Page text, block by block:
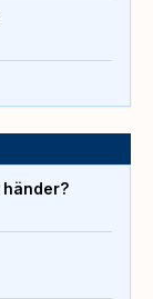
händer?